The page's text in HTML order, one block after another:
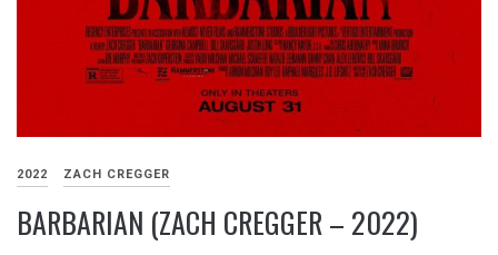
2022 ZACH CREGGER
BARBARIAN (ZACH CREGGER – 2022)